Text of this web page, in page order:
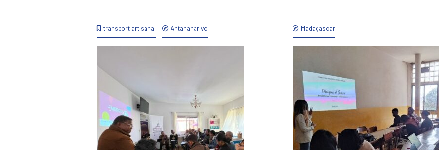
transport artisanal Antananarivo Madagascar